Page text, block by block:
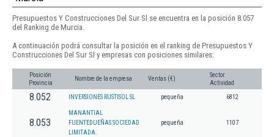
Presupuestos Y Construcciones Del Sur Sl se encuentra en la posición 8.057
del Ranking de Murcia.
A continuación podrá consultar la posición en el ranking de Presupuestos Y
Construcciones Del Sur Sl y empresas con posiciones similares:
Posición
Provincia
Nombre de la empresa Ventas (€)
Sector
Actividad
8.052 INVERSIONES RUSTISOL SL pequeña 6812
8.053
MANANTIAL
FUENTEDUEÑAS SOCIEDAD
LIMITADA.
pequeña 1107